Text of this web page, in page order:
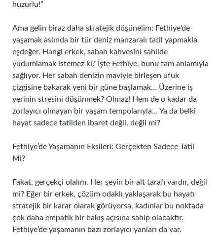
huzurlu!”
Ama gelin biraz daha stratejik düşünelim: Fethiye’de
yaşamak aslında bir tür deniz manzaralı tatil yapmakla
eşdeğer. Hangi erkek, sabah kahvesini sahilde
yudumlamak istemez ki? İşte Fethiye, bunu tam anlamıyla
sağlıyor. Her sabah denizin maviyle birleşen ufuk
çizgisine bakarak yeni bir güne başlamak… Üzerine iş
yerinin stresini düşünmek? Olmaz! Hem de o kadar da
zorlayıcı olmayan bir yaşam tempolarıyla… Ya da belki
hayat sadece tatilden ibaret değil, değil mi?
Fethiye’de Yaşamanın Eksileri: Gerçekten Sadece Tatil
Mi?
Fakat, gerçekçi olalım. Her şeyin bir alt tarafı vardır, değil
mi? Eğer bir erkek, çözüm odaklı yaklaşarak bu hayatı
stratejik bir karar olarak görüyorsa, kadınlar bu noktada
çok daha empatik bir bakış açısına sahip olacaktır.
Fethiye’de yaşamanın bazı zorlayıcı yanları da var.